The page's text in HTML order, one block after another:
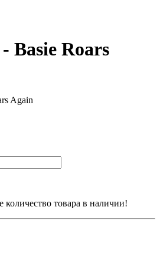
Basie Roars
товара в наличии!